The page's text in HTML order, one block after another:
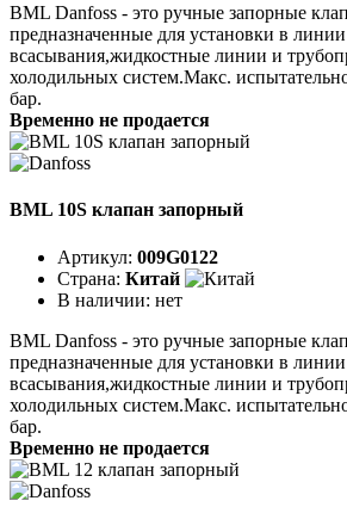
BML Danfoss - это ручные запорные
предназначенные для установки в линии
всасывания,жидкостные линии и
холодильных систем.Макс.
бар.
Временно не продается
BML 10S клапан запорный
Артикул: 009G0122
Страна: Китай
В наличии: нет
BML Danfoss - это ручные запорные
предназначенные для установки в линии
всасывания,жидкостные линии и
холодильных систем.Макс.
бар.
Временно не продается